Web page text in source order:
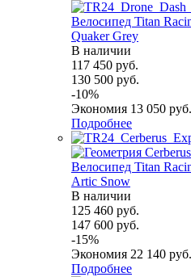
Велосипед Titan
Quaker Grey
В наличии
117 450 руб.
130 500 руб.
-10%
Экономия 13 050 руб.
Подробнее
Велосипед Titan
Artic Snow
В наличии
125 460 руб.
147 600 руб.
-15%
Экономия 22 140 руб.
Подробнее